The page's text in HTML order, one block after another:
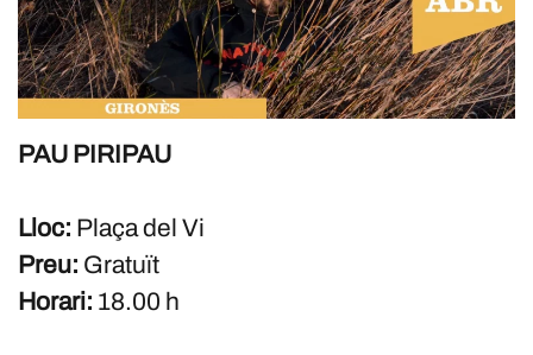
PAU PIRIPAU
Lloc: Plaça del Vi
Preu: Gratuït
Horari: 18.00 h